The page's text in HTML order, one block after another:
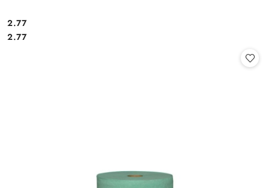
Cena:
2.77
Cena:
2.77